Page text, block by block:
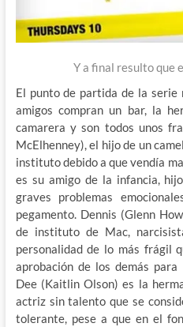
Y a final resulto que
El punto de partida de la serie
amigos compran un bar, la
camarera y son todos unos
McElhenney), el hijo de un
instituto debido a que vendía
es su amigo de la infancia,
graves problemas
pegamento. Dennis (Glenn
de instituto de Mac,
personalidad de lo más frágil
aprobación de los demás
Dee (Kaitlin Olson) es la
actriz sin talento que se
tolerante, pese a que en el